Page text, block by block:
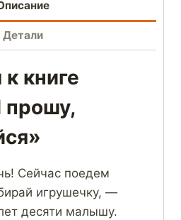
Детали
книге
прошу,
Сейчас поедем
игрушечку, —
десяти малышу.